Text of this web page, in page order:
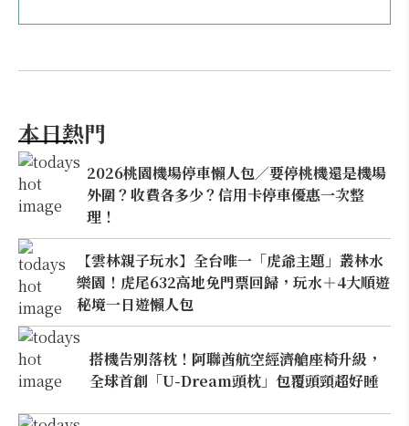
本日熱門
2026桃園機場停車懶人包／要停桃機還是機場
外圍？收費各多少？信用卡停車優惠一次整
理！
【雲林親子玩水】全台唯一「虎爺主題」叢林水
樂園！虎尾632高地免門票回歸，玩水＋4大順遊
秘境一日遊懶人包
搭機告別落枕！阿聯酋航空經濟艙座椅升級，
全球首創「U-Dream頭枕」包覆頭頸超好睡